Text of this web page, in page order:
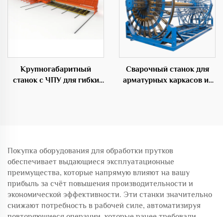
Крупногабаритный
станок с ЧПУ для гибки
Сварочный станок для
арматурных каркасов из
Покупка оборудования для обработки прутков
обеспечивает выдающиеся эксплуатационные
преимущества, которые напрямую влияют на вашу
прибыль за счёт повышения производительности и
экономической эффективности. Эти станки значительно
снижают потребность в рабочей силе, автоматизируя